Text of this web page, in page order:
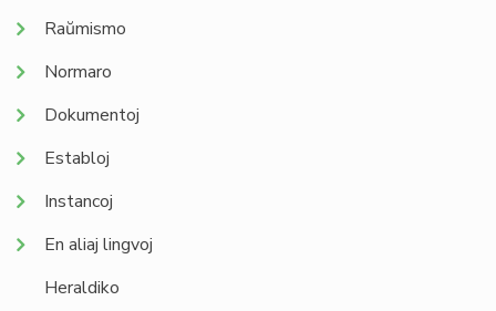
Raŭmismo
Normaro
Dokumentoj
Establoj
Instancoj
En aliaj lingvoj
Heraldiko